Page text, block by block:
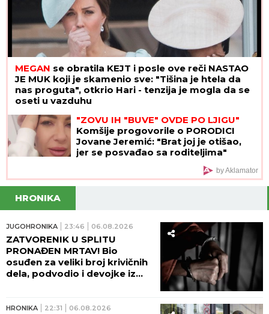
MEGAN se obratila KEJT i posle ove reči NASTAO
JE MUK koji je skamenio sve: "Tišina je htela da
nas proguta", otkrio Hari - tenzija je mogla da se
oseti u vazduhu
"ZOVU IH "BUVE" OVDE PO LJIGU"
Komšije progovorile o PORODICI
Jovane Jeremić: "Brat joj je otišao,
jer se posvađao sa roditeljima"
by Aklamator
HRONIKA
JUGOHRONIKA 23:46 06.08.2026
ZATVORENIK U SPLITU
PRONAĐEN MRTAV! Bio
osuđen za veliki broj krivičnih
dela, podvodio i devojke iz
HRONIKA 22:31 06.08.2026